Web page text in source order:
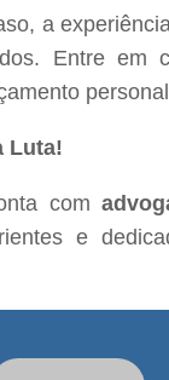
a
Entre em
Luta!
com
e